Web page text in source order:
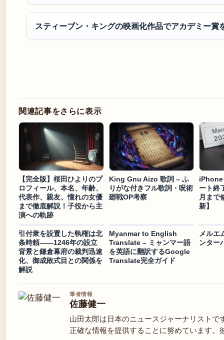
スティーブン・キングの映画化作品でアカデミー賞
関連記事をさらに表示
【完全版】桜田ひよりのプ
ロフィール、本名、年齢、
代表作、親友、憧れの女優
まで徹底解説！子役から主
演への軌跡
King Gnu Aizo 歌詞 – ふ
りがな付きフル歌詞・呪術
廻戦OP考察
iPhone
ート終
月まで
新】
引付衆を設置した執権は北
条時頼——1246年の設立
背景と鎌倉幕府の裁判迅速
化、御成敗式目との関係を
解説
Myanmar to English
Translate – ミャンマー語
を英語に翻訳するGoogle
Translate完全ガイド
メルエ
ンター
筆者情報
佐藤健一
山田太郎は日本のニュースジャーナリスト
正確な情報を提供することに努めています。